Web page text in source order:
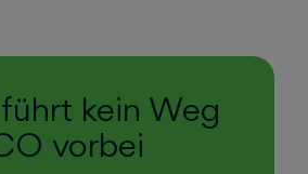
kein Weg
vorbei